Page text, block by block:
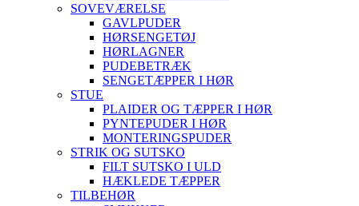
SOVEVÆRELSE
GAVLPUDER
HØRSENGETØJ
HØRLAGNER
PUDEBETRÆK
SENGETÆPPER I HØR
STUE
PLAIDER OG TÆPPER I HØR
PYNTEPUDER I HØR
MONTERINGSPUDER
STRIK OG SUTSKO
FILT SUTSKO I ULD
HÆKLEDE TÆPPER
TILBEHØR